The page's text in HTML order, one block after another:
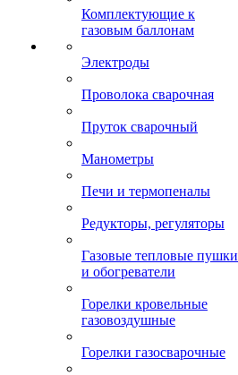
Комплектующие к
газовым баллонам
Электроды
Проволока сварочная
Пруток сварочный
Манометры
Печи и термопеналы
Редукторы, регуляторы
Газовые тепловые пушки
и обогреватели
Горелки кровельные
газовоздушные
Горелки газосварочные